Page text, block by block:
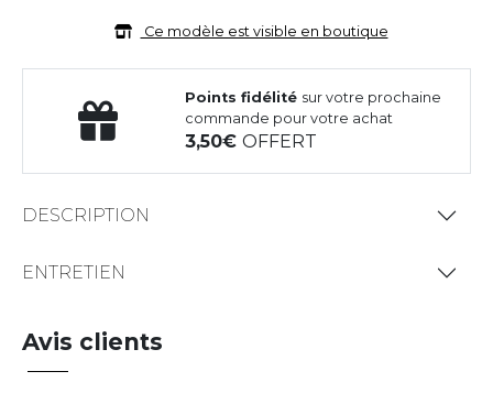
Ce modèle est visible en boutique
Points fidélité sur votre prochaine
commande pour votre achat
3,50OFFERT
DESCRIPTION
ENTRETIEN
Avis clients